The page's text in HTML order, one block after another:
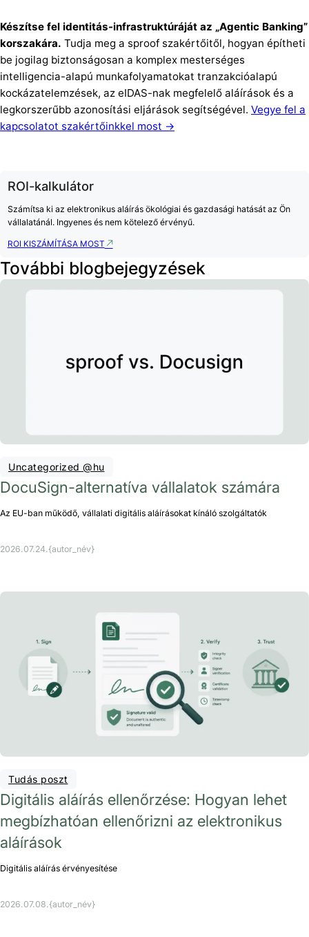
Készítse fel identitás-infrastruktúráját az „Agentic Banking”
korszakára. Tudja meg a sproof szakértőitől, hogyan építheti
be jogilag biztonságosan a komplex mesterséges
intelligencia-alapú munkafolyamatokat tranzakcióalapú
kockázatelemzések, az eIDAS-nak megfelelő aláírások és a
legkorszerűbb azonosítási eljárások segítségével. Vegye fel a
kapcsolatot szakértőinkkel most →
ROI-kalkulátor
Számítsa ki az elektronikus aláírás ökológiai és gazdasági hatását az Ön
vállalatánál. Ingyenes és nem kötelező érvényű.
ROI KISZÁMÍTÁSA MOST
További blogbejegyzések
Uncategorized @hu
DocuSign-alternatíva vállalatok számára
Az EU-ban működő, vállalati digitális aláírásokat kínáló szolgáltatók
2026.07.24. {autor_név}
Tudás poszt
Digitális aláírás ellenőrzése: Hogyan lehet
megbízhatóan ellenőrizni az elektronikus
aláírások
Digitális aláírás érvényesítése
2026.07.08. {autor_név}